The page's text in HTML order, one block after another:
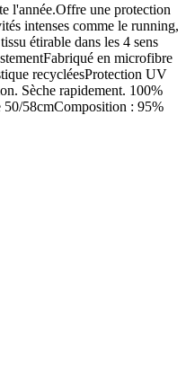
l'année.Offre une protection
intenses comme le running,
étirable dans les 4 sens
en microfibre
recycléesProtection UV
Sèche rapidement. 100%
50/58cmComposition : 95%